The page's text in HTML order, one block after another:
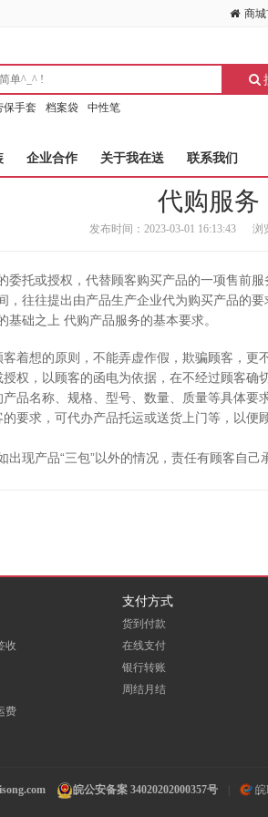
商
保手套 档案袋 中性笔
企业合作 关于我在送 联系我们
代购服务
发布时间：2023-03-01 16:13:43 浏
委托或授权，代替顾客购买产品的一项售前
，往往提出由产品生产企业代为购买产品的
础之上 代购产品服务的基本要求。
着想的原则，不能弄虚作假，欺骗顾客，更
权，以顾客的函电为依据，在不经过顾客确
品名称、规格、型号、数量、质量等具体要
要求，可代办产品托运或送货上门等，以便
现产品“三包”以外的情况，责任有顾客自己
收
费
支付方式
货到付款
在线支付
银行转账
周结月结
皖公安备案 34020202000357号 皖